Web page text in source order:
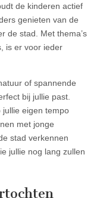
de kinderen actief
genieten van de
de stad. Met thema’s
is er voor ieder
of spannende
bij jullie past.
jullie eigen tempo
met jonge
stad verkennen
jullie nog lang zullen